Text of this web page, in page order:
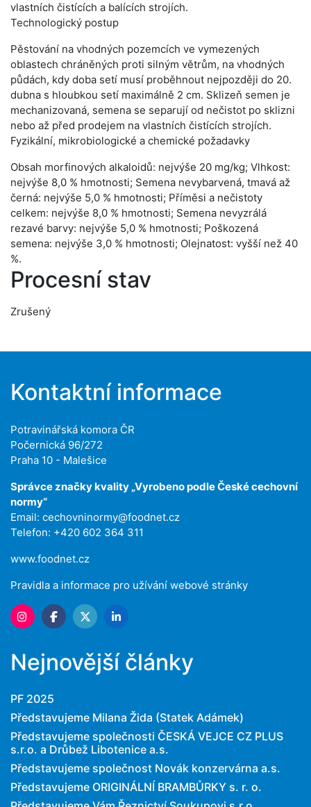
vlastních čistících a balících strojích.
Technologický postup
Pěstování na vhodných pozemcích ve vymezených
oblastech chráněných proti silným větrům, na vhodných
půdách, kdy doba setí musí proběhnout nejpozději do 20.
dubna s hloubkou setí maximálně 2 cm. Sklizeň semen je
mechanizovaná, semena se separují od nečistot po sklizni
nebo až před prodejem na vlastních čistících strojích.
Fyzikální, mikrobiologické a chemické požadavky
Obsah morfinových alkaloidů: nejvýše 20 mg/kg; Vlhkost:
nejvýše 8,0 % hmotnosti; Semena nevybarvená, tmavá až
černá: nejvýše 5,0 % hmotnosti; Příměsi a nečistoty
celkem: nejvýše 8,0 % hmotnosti; Semena nevyzrálá
rezavé barvy: nejvýše 5,0 % hmotnosti; Poškozená
semena: nejvýše 3,0 % hmotnosti; Olejnatost: vyšší než 40
%.
Procesní stav
Zrušený
Kontaktní informace
Potravinářská komora ČR
Počernická 96/272
Praha 10 - Malešice
Správce značky kvality „Vyrobeno podle České cechovní
normy“
Email: cechovninormy@foodnet.cz
Telefon: +420 602 364 311
www.foodnet.cz
Pravidla a informace pro užívání webové stránky
Nejnovější články
PF 2025
Představujeme Milana Žida (Statek Adámek)
Představujeme společnosti ČESKÁ VEJCE CZ PLUS
s.r.o. a Drůbež Libotenice a.s.
Představujeme společnost Novák konzervárna a.s.
Představujeme ORIGINÁLNÍ BRAMBŮRKY s. r. o.